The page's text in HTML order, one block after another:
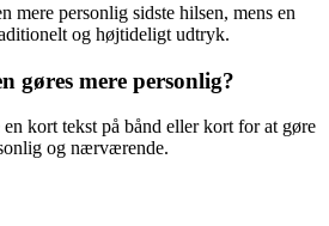
mere personlig sidste hilsen, mens en
og højtideligt udtryk.
gøres mere personlig?
kort tekst på bånd eller kort for at gøre
og nærværende.